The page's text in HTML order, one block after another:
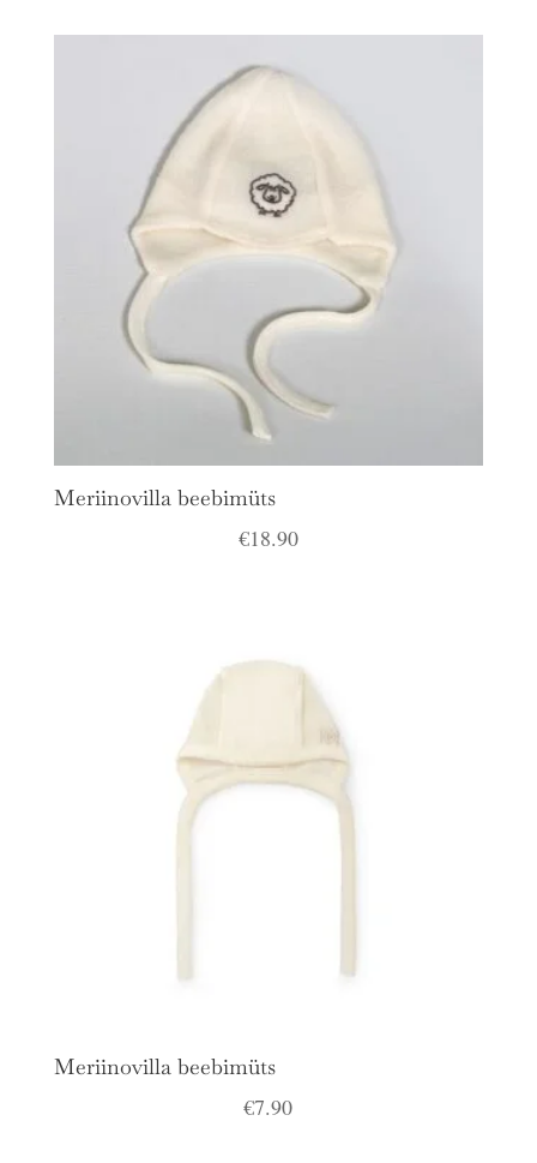
Meriinovilla beebimüts
€18.90
Meriinovilla beebimüts
€7.90